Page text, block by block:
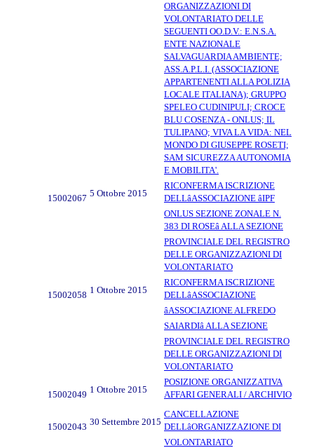
ORGANIZZAZIONI DI
VOLONTARIATO DELLE
SEGUENTI OO.D.V.: E.N.S.A.
ENTE NAZIONALE
SALVAGUARDIA AMBIENTE;
ASS.A.P.L.I. (ASSOCIAZIONE
APPARTENENTI ALLA POLIZIA
LOCALE ITALIANA); GRUPPO
SPELEO CUDINIPULI; CROCE
BLU COSENZA - ONLUS; IL
TULIPANO; VIVA LA VIDA: NEL
MONDO DI GIUSEPPE ROSETI;
SAM SICUREZZA AUTONOMIA
E MOBILITA'.
15002067 5 Ottobre 2015
RICONFERMA ISCRIZIONE
DELLâASSOCIAZIONE âIPF
ONLUS SEZIONE ZONALE N.
383 DI ROSEâ ALLA SEZIONE
PROVINCIALE DEL REGISTRO
DELLE ORGANIZZAZIONI DI
VOLONTARIATO
15002058 1 Ottobre 2015
RICONFERMA ISCRIZIONE
DELLâASSOCIAZIONE
âASSOCIAZIONE ALFREDO
SAIARDIâ ALLA SEZIONE
PROVINCIALE DEL REGISTRO
DELLE ORGANIZZAZIONI DI
VOLONTARIATO
15002049 1 Ottobre 2015
POSIZIONE ORGANIZZATIVA
AFFARI GENERALI / ARCHIVIO
15002043 30 Settembre 2015
CANCELLAZIONE
DELLâORGANIZZAZIONE DI
VOLONTARIATO